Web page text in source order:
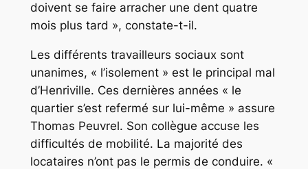
doivent se faire arracher une dent quatre
mois plus tard », constate-t-il.
Les différents travailleurs sociaux sont
unanimes, « l’isolement » est le principal mal
d’Henriville. Ces dernières années « le
quartier s’est refermé sur lui-même » assure
Thomas Peuvrel. Son collègue accuse les
difficultés de mobilité. La majorité des
locataires n’ont pas le permis de conduire. «